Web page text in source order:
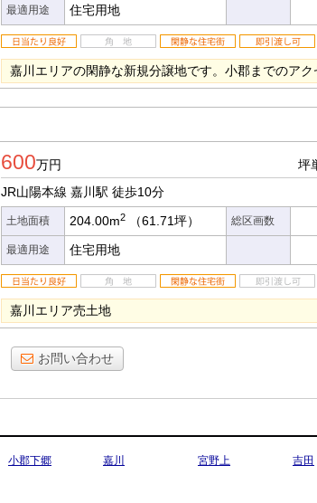
最適用途 住宅用地
嘉川エリアの閑静な新規分譲地です。小郡までのア
600万円
坪
JR山陽本線 嘉川駅 徒歩10分
土地面積 204.00m2 （61.71坪） 総区画数
最適用途 住宅用地
嘉川エリア売土地
お問い合わせ
小郡下郷 嘉川 宮野上
吉田